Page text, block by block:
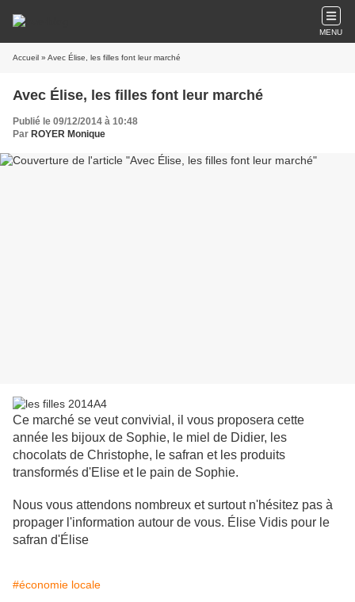
MENU
Accueil » Avec Élise, les filles font leur marché
Avec Élise, les filles font leur marché
Publié le 09/12/2014 à 10:48
Par ROYER Monique
Ce marché se veut convivial, il vous proposera cette
année les bijoux de Sophie, le miel de Didier, les
chocolats de Christophe, le safran et les produits
transformés d'Elise et le pain de Sophie.
Nous vous attendons nombreux et surtout n'hésitez pas à
propager l'information autour de vous. Élise Vidis pour le
safran d'Élise
#économie locale